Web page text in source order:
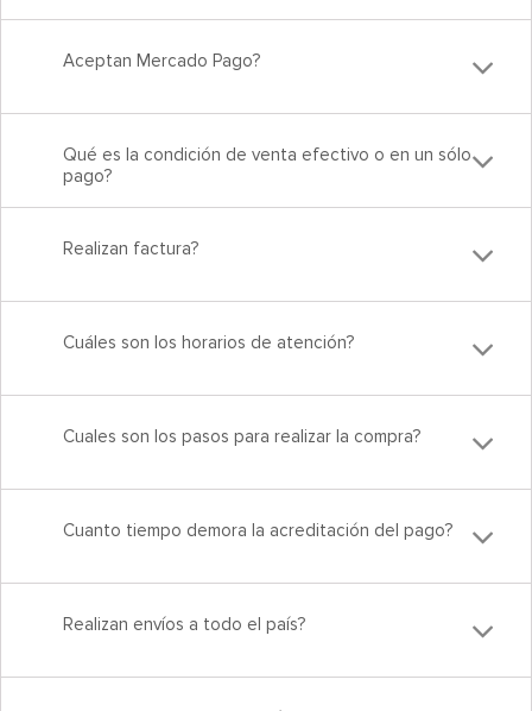
Aceptan Mercado Pago?
Qué es la condición de venta efectivo o en un sólo
pago?
Realizan factura?
Cuáles son los horarios de atención?
Cuales son los pasos para realizar la compra?
Cuanto tiempo demora la acreditación del pago?
Realizan envíos a todo el país?